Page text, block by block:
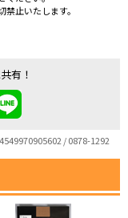
止いたします。
有！
4549970905602 / 0878-1292